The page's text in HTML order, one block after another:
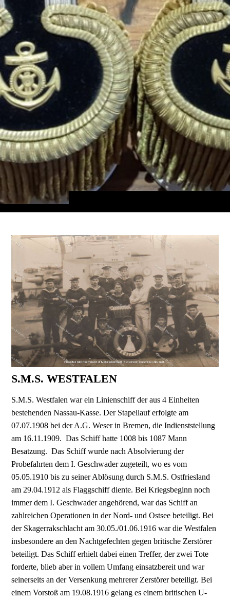
S.M.S. WESTFALEN
S.M.S. Westfalen war ein Linienschiff der aus 4 Einheiten
bestehenden Nassau-Kasse. Der Stapel­lauf erfolgte am
07.07.1908 bei der A.G. Weser in Bremen, die Indienststellung
am 16.11.1909. Das Schiff hatte 1008 bis 1087 Mann
Besatzung. Das Schiff wurde nach Absolvierung der
Probefahrten dem I. Geschwader zugeteilt, wo es vom
05.05.1910 bis zu seiner Ablösung durch S.M.S. Ostfriesland
am 29.04.1912 als Flaggschiff diente. Bei Kriegsbeginn noch
immer dem I. Geschwader angehörend, war das Schiff an
zahlreichen Ope­rationen in der Nord- und Ostsee beteiligt. Bei
der Skagerrakschlacht am 30.05./01.06.1916 war die Westfalen
insbesondere an den Nachtgefechten gegen britische Zerstörer
beteiligt. Das Schiff er­hielt dabei einen Treffer, der zwei Tote
forderte, blieb aber in vollem Umfang einsatzbereit und war
seinerseits an der Versenkung mehrerer Zerstörer beteiligt. Bei
einem Vorstoß am 19.08.1916 ge­lang es einem britischen U-